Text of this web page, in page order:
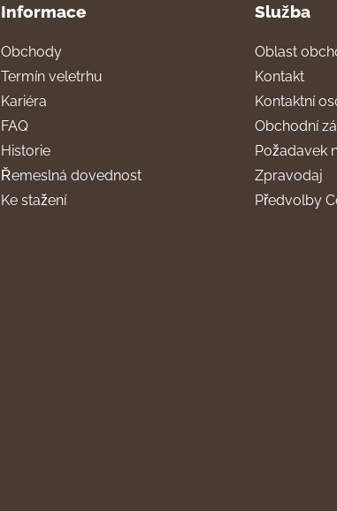
Informace
Obchody
Termín veletrhu
Kariéra
FAQ
Historie
Řemeslná dovednost
Ke stažení
Služba
Oblast
Kontakt
Kontaktní
Obchodní
Požadavek
Zpravodaj
Předvolby